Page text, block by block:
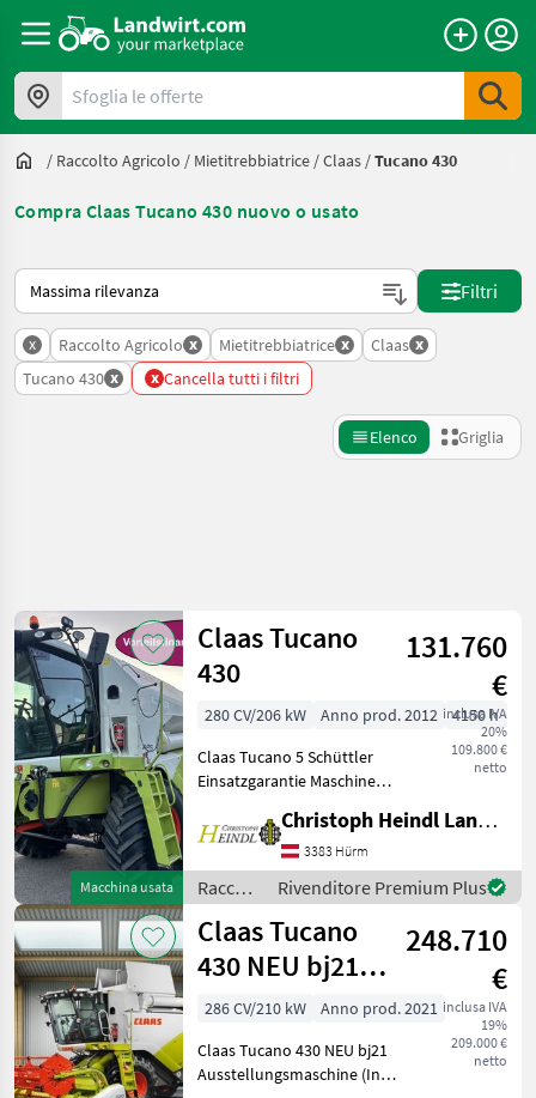
Sfoglia le offerte
/ Raccolto Agricolo / Mietitrebbiatrice /Claas /Tucano 430
Compra Claas Tucano 430 nuovo o usato
Ecco come viene ordinato su Landwirt.com
Filtri
x Raccolto Agricolo x Mietitrebbiatrice x Claas x
Tucano 430 x x Cancella tutti i filtri
Elenco Griglia
ricerca
Categoria 5 Paese
PERCORSO
ATTUALE
Settore
agricolo
Raccolto
Agricolo
Mietitrebbiatrice
Claas
Tucano
430
SCEGLI
CATEGORIA
Reimposta
Mostra
10
risultati
Macchina usata
Claas Tucano
430
131.760
€
inclusa IVA
20%
109.800 €
netto
280 CV/206 kW Anno prod. 2012 4150 h
Claas Tucano 5 Schüttler
Einsatzgarantie Maschine
durchrepariert 100%
einsatzbereit Finanzierung
möglich! Z.B.: Anzahlung
25% und 2-5Jahresraten mi
Christoph Heindl Landtechnik GmbH, Inning
3383 Hürm
Raccolto
agricolo
/ Claas
Rivenditore Premium Plus
Claas Tucano
430 NEU bj21
Ausstellungsmaschine
248.710
€
inclusa IVA
19%
209.000 €
netto
286 CV/210 kW
Anno prod. 2021
Claas Tucano 430 NEU bj21
Ausstellungsmaschine (Int.